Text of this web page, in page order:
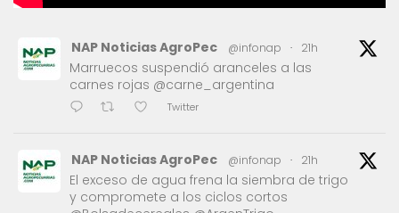
NAP Noticias AgroPec @infonap · 21h
Marruecos suspendió aranceles a las
carnes rojas @carne_argentina
Twitter
NAP Noticias AgroPec @infonap · 21h
El exceso de agua frena la siembra de trigo
y compromete a los ciclos cortos